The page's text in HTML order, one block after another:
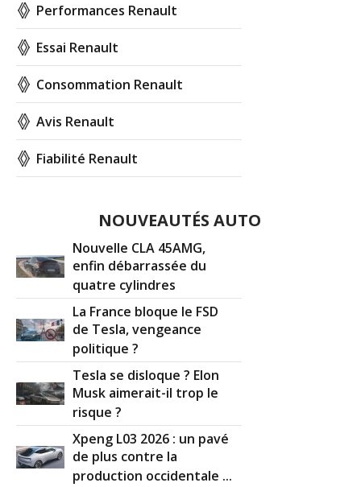
Performances Renault
Essai Renault
Consommation Renault
Avis Renault
Fiabilité Renault
NOUVEAUTÉS AUTO
Nouvelle CLA 45AMG,
enfin débarrassée du
quatre cylindres
La France bloque le FSD
de Tesla, vengeance
politique ?
Tesla se disloque ? Elon
Musk aimerait-il trop le
risque ?
Xpeng L03 2026 : un pavé
de plus contre la
production occidentale ...